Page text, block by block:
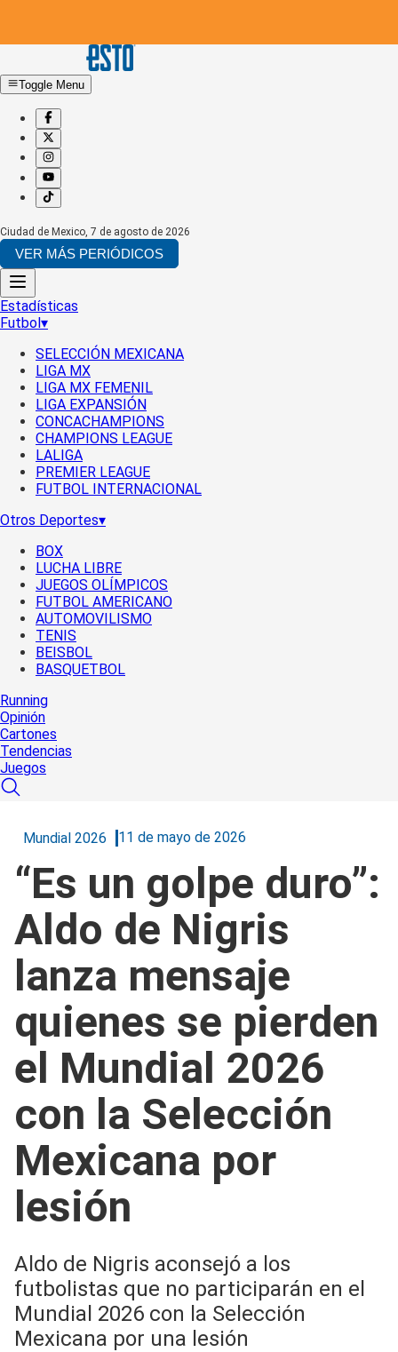
Toggle Menu
Ciudad de Mexico, 7 de agosto de 2026
VER MÁS PERIÓDICOS
Estadísticas
Futbol▾
SELECCIÓN MEXICANA
LIGA MX
LIGA MX FEMENIL
LIGA EXPANSIÓN
CONCACHAMPIONS
CHAMPIONS LEAGUE
LALIGA
PREMIER LEAGUE
FUTBOL INTERNACIONAL
Otros Deportes▾
BOX
LUCHA LIBRE
JUEGOS OLÍMPICOS
FUTBOL AMERICANO
AUTOMOVILISMO
TENIS
BEISBOL
BASQUETBOL
Running
Opinión
Cartones
Tendencias
Juegos
Mundial 2026 11 de mayo de 2026
“Es un golpe duro”:
Aldo de Nigris
lanza mensaje
quienes se pierden
el Mundial 2026
con la Selección
Mexicana por
lesión
Aldo de Nigris aconsejó a los
futbolistas que no participarán en el
Mundial 2026 con la Selección
Mexicana por una lesión